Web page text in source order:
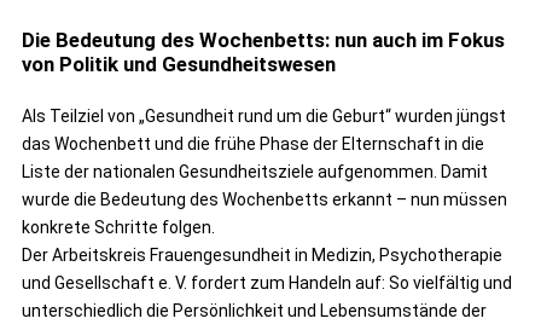
Die Bedeutung des Wochenbetts: nun auch im Fokus
von Politik und Gesundheitswesen
Als Teilziel von „Gesundheit rund um die Geburt“ wurden jüngst
das Wochenbett und die frühe Phase der Elternschaft in die
Liste der nationalen Gesundheitsziele aufgenommen. Damit
wurde die Bedeutung des Wochenbetts erkannt – nun müssen
konkrete Schritte folgen.
Der Arbeitskreis Frauengesundheit in Medizin, Psychotherapie
und Gesellschaft e. V. fordert zum Handeln auf: So vielfältig und
unterschiedlich die Persönlichkeit und Lebensumstände der